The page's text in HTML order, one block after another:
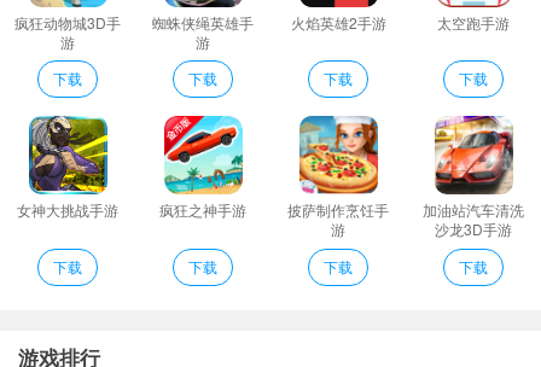
晚上和周末上课无需请假学习工作两不误；
希赛智能AI题库为考生推荐每日一练历年真题模拟试题高频考点知
识点练习等海量试题；
学练结合稳步提分拿下考试不在怕的。
希赛智能AI题库为考生推荐每日一练历年真题模拟试题高频考点知
识点练习等海量试题；
NPDP题库特色
海量题库让你做题的体验更好提高做题的效率更全面的掌握知识
点；
疯狂动物城3D手
游
下载
蜘蛛侠绳英雄手
游
下载
火焰英雄2手游
下载
太空跑手游
下载
女神大挑战手游
下载
疯狂之神手游
下载
披萨制作烹饪手
游
下载
加油站汽车清洗
沙龙3D手游
下载
游戏排行